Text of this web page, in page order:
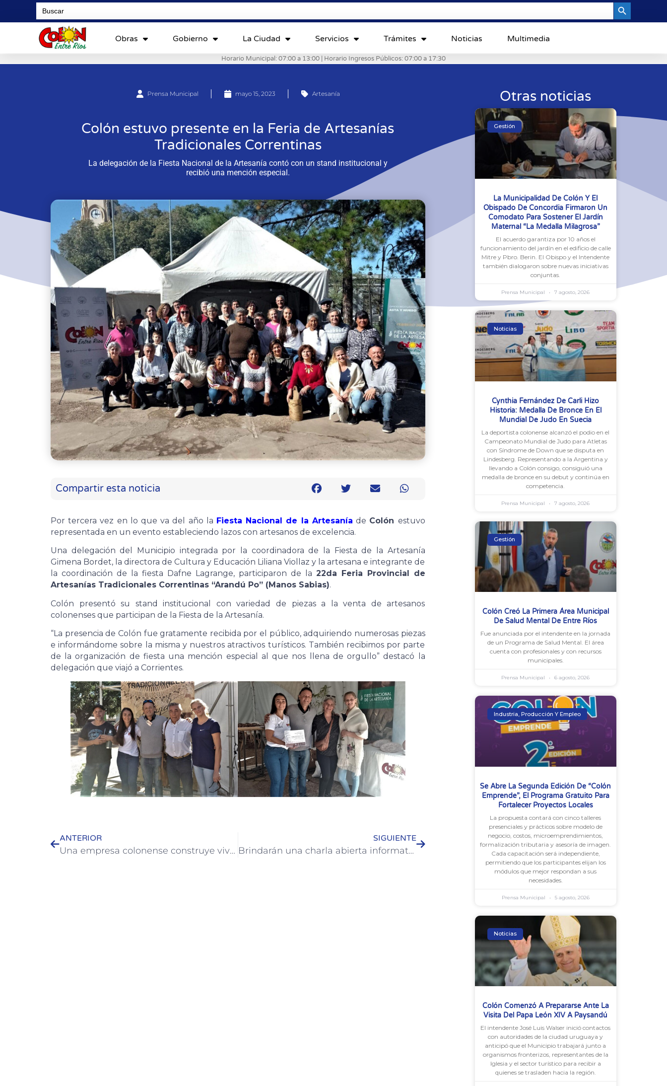
Search
for:
Obras Gobierno La Ciudad Servicios Trámites Noticias Multimedia
Horario Municipal: 07:00 a 13:00 | Horario Ingresos Públicos: 07:00 a 17:30
Prensa Municipal mayo 15, 2023 Artesanía
Colón estuvo presente en la Feria de Artesanías
Tradicionales Correntinas
La delegación de la Fiesta Nacional de la Artesanía contó con un stand institucional y
recibió una mención especial.
Compartir esta noticia
Por tercera vez en lo que va del año la Fiesta Nacional de la Artesanía de Colón estuvo
representada en un evento estableciendo lazos con artesanos de excelencia.
Una delegación del Municipio integrada por la coordinadora de la Fiesta de la Artesanía
Gimena Bordet, la directora de Cultura y Educación Liliana Viollaz y la artesana e integrante de
la coordinación de la fiesta Dafne Lagrange, participaron de la 22da Feria Provincial de
Artesanías Tradicionales Correntinas “Arandú Po” (Manos Sabias).
Colón presentó su stand institucional con variedad de piezas a la venta de artesanos
colonenses que participan de la Fiesta de la Artesanía.
“La presencia de Colón fue gratamente recibida por el público, adquiriendo numerosas piezas
e informándome sobre la misma y nuestros atractivos turísticos. También recibimos por parte
de la organización de fiesta una mención especial al que nos llena de orgullo” destacó la
delegación que viajó a Corrientes.
ANTERIOR
Una empresa colonense construye viviendas sustentables
SIGUIENTE
Brindarán una charla abierta informativa sobre Diabetes
Otras noticias
Gestión
La Municipalidad De Colón Y El
Obispado De Concordia Firmaron Un
Comodato Para Sostener El Jardín
Maternal “La Medalla Milagrosa”
El acuerdo garantiza por 10 años el
funcionamiento del jardín en el edificio de calle
Mitre y Pbro. Berin. El Obispo y el Intendente
también dialogaron sobre nuevas iniciativas
conjuntas.
Prensa Municipal 7 agosto, 2026
Noticias
Cynthia Fernández De Carli Hizo
Historia: Medalla De Bronce En El
Mundial De Judo En Suecia
La deportista colonense alcanzó el podio en el
Campeonato Mundial de Judo para Atletas
con Síndrome de Down que se disputa en
Lindesberg. Representando a la Argentina y
llevando a Colón consigo, consiguió una
medalla de bronce en su debut y continúa en
competencia.
Prensa Municipal 7 agosto, 2026
Gestión
Colón Creó La Primera Área Municipal
De Salud Mental De Entre Ríos
Fue anunciada por el intendente en la jornada
de un Programa de Salud Mental. El área
cuenta con profesionales y con recursos
municipales.
Prensa Municipal 6 agosto, 2026
Industria, Producción Y Empleo
Se Abre La Segunda Edición De “Colón
Emprende”, El Programa Gratuito Para
Fortalecer Proyectos Locales
La propuesta contará con cinco talleres
presenciales y prácticos sobre modelo de
negocio, costos, microemprendimientos,
formalización tributaria y asesoría de imagen.
Cada capacitación será independiente,
permitiendo que los participantes elijan los
módulos que mejor respondan a sus
necesidades.
Prensa Municipal 5 agosto, 2026
Noticias
Colón Comenzó A Prepararse Ante La
Visita Del Papa León XIV A Paysandú
El intendente José Luis Walser inició contactos
con autoridades de la ciudad uruguaya y
anticipó que el Municipio trabajará junto a
organismos fronterizos, representantes de la
Iglesia y el sector turístico para recibir a
quienes se trasladen hacia la región.